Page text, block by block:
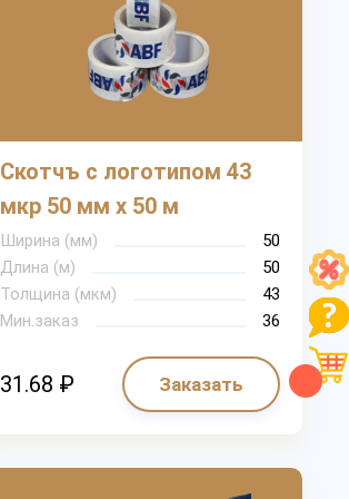
Скотчъ с логотипом 43
мкр 50 мм х 50 м
Ширина (мм)
50
Длина (м)
50
Толщина (мкм)
43
Мин.заказ
36
31.68 ₽ Заказать